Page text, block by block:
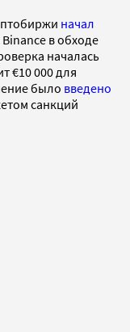
начал
в обходе
началась
€10 000 для
было введено
санкций